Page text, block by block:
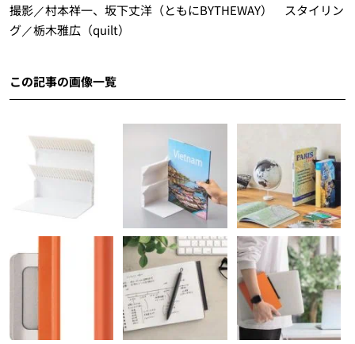
撮影／村本祥一、坂下丈洋（ともにBYTHEWAY） スタイリン
グ／栃木雅広（quilt）
この記事の画像一覧